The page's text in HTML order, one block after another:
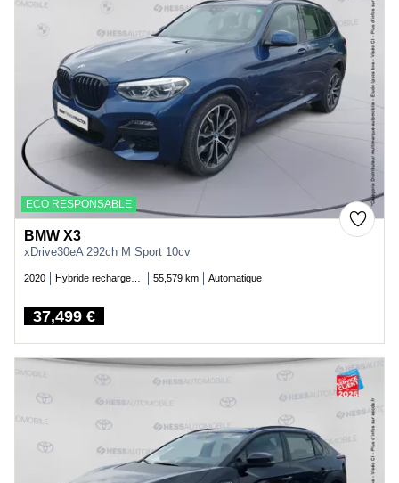
ECO RESPONSABLE
BMW X3
xDrive30eA 292ch M Sport 10cv
2020 55,579 km Automatique
Price
37,499 €